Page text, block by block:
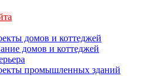
домов и коттеджей
домов и коттеджей
промышленных зданий